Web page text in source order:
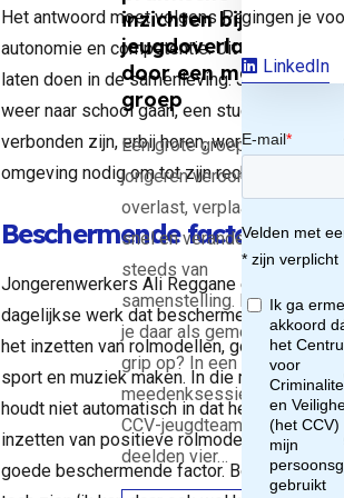
Het antwoord moet volgens Peer van der
autonomie en competentie. Uit recent
laten doen in de samenleving. Jongeren
weer naar school gaan, een studie volgen
verbonden zijn, erbij horen, worden gezien
omgeving nodig om tot zijn recht te komen.
Beschermende factoren
Jongerenwerkers Ali Reggane en
dagelijkse werk dat beschermende
het inzetten van rolmodellen, goede
sport en muziek maken. In die muziek
houdt niet automatisch in dat het geweld
inzetten van positieve rolmodellen in een
goede beschermende factor. Bouker:
inzichten bij
jeugdoverlast
door een mobiele
groep
Een grote groep
jongeren veroorzaakt
overlast, verplaatst zich
snel en verandert
steeds van
samenstelling. Hoe krijg
je daar als gemeente
grip op? In een
meedenksessie van het
CCV-jeugdteam
deelden vier…
gingen je
LinkedIn